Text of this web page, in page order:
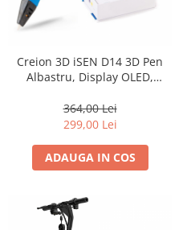
Creion 3D iSEN D14 3D Pen
Albastru, Display OLED,
364,00 Lei
299,00 Lei
ADAUGA IN COS